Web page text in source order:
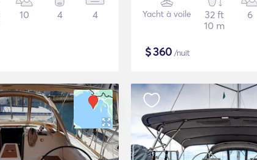
10 4 4 Yacht à voile
32 ft
10 m
6
$360 /nuit